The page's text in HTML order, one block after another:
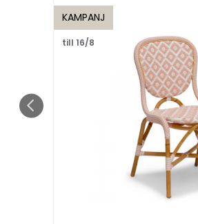
KAMPANJ
till 16/8